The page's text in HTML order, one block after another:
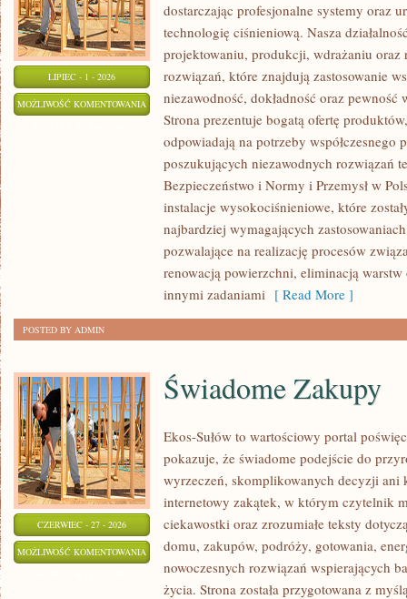
LIPIEC - 1 - 2026
MOŻLIWOŚĆ KOMENTOWANIA
WAS
dostarczając profesjonalne systemy oraz
technologię ciśnieniową. Nasza
projektowaniu, produkcji, wdrażaniu oraz
rozwiązań, które znajdują zastosowanie
niezawodność, dokładność oraz
Strona prezentuje bogatą ofertę
odpowiadają na potrzeby współczesnego
poszukujących niezawodnych rozwiązań
Bezpieczeństwo i Normy i Przemysł w
instalacje wysokociśnieniowe, które
najbardziej wymagających
pozwalające na realizację procesów
renowacją powierzchni, eliminacją
innymi zadaniami [ Read More ]
POSTED BY ADMIN
CZERWIEC - 27 - 2026
MOŻLIWOŚĆ KOMENTOWANIA ŚWIADOME
ZAKUPY
Świadome Zakupy
Ekos-Sułów to wartościowy portal
pokazuje, że świadome podejście do
wyrzeczeń, skomplikowanych decyzji ani
internetowy zakątek, w którym czytelnik
ciekawostki oraz zrozumiałe teksty
domu, zakupów, podróży, gotowania,
nowoczesnych rozwiązań wspierających
życia. Strona została przygotowana z